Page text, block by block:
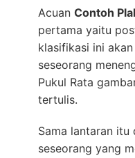
Acuan Contoh
pertama yaitu
klasifikasi ini
seseorang
Pukul Rata
tertulis.
Sama lantaran itu
seseorang yang